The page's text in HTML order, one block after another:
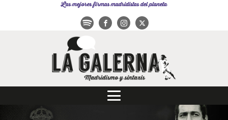
Las mejores firmas madridistas del planeta